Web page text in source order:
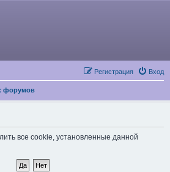
Вход
Регистрация
форумов
все cookie, установленные данной